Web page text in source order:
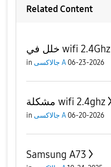
Related Content
خلل في wifi 2.4Ghz
in جالاكسى A 06-23-2026
مشكلة wifi 2.4ghz
in جالاكسى A 06-20-2026
Samsung A73